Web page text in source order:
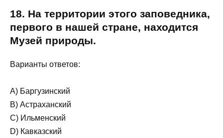
18. На территории этого заповедника,
первого в нашей стране, находится
Музей природы.
Варианты ответов:
A) Баргузинский
B) Астраханский
C) Ильменский
D) Кавказский